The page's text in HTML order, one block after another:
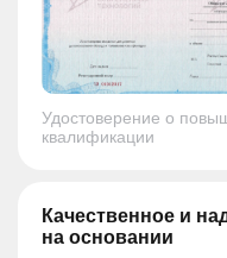
Удостоверение о
квалификации
Качественное и
на основании